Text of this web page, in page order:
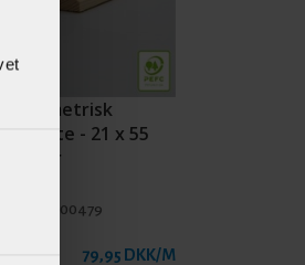
Asymmetrisk
vægliste - 21 x 55
mm Fyr
900479
79,95 DKK/M